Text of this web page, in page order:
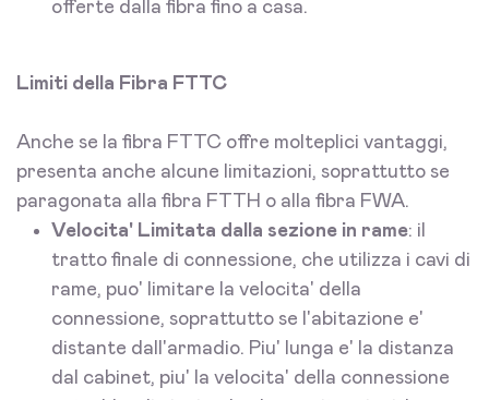
offerte dalla fibra fino a casa.
Limiti della Fibra FTTC
Anche se la fibra FTTC offre molteplici vantaggi,
presenta anche alcune limitazioni, soprattutto se
paragonata alla fibra FTTH o alla fibra FWA.
Velocita' Limitata dalla sezione in rame: il
tratto finale di connessione, che utilizza i cavi di
rame, puo' limitare la velocita' della
connessione, soprattutto se l'abitazione e'
distante dall'armadio. Piu' lunga e' la distanza
dal cabinet, piu' la velocita' della connessione